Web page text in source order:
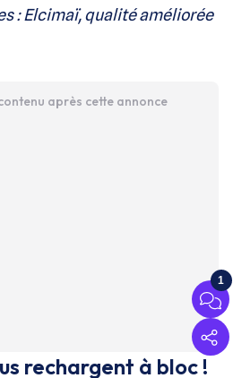
: Elcimaï, qualité améliorée
après cette annonce
1
rechargent à bloc !